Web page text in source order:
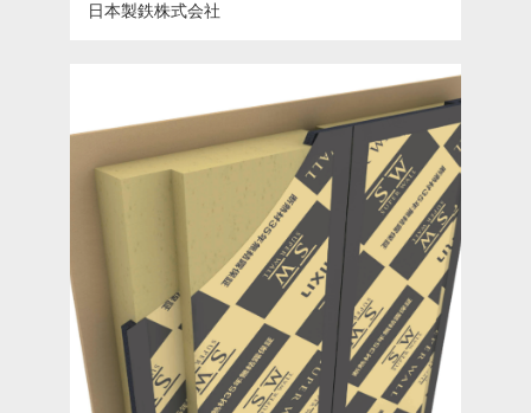
日本製鉄株式会社